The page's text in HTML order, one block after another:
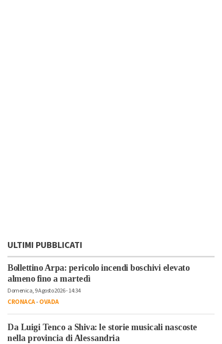
ULTIMI PUBBLICATI
Bollettino Arpa: pericolo incendi boschivi elevato
almeno fino a martedì
Domenica, 9 Agosto 2026 - 14:34
CRONACA-OVADA
Da Luigi Tenco a Shiva: le storie musicali nascoste
nella provincia di Alessandria